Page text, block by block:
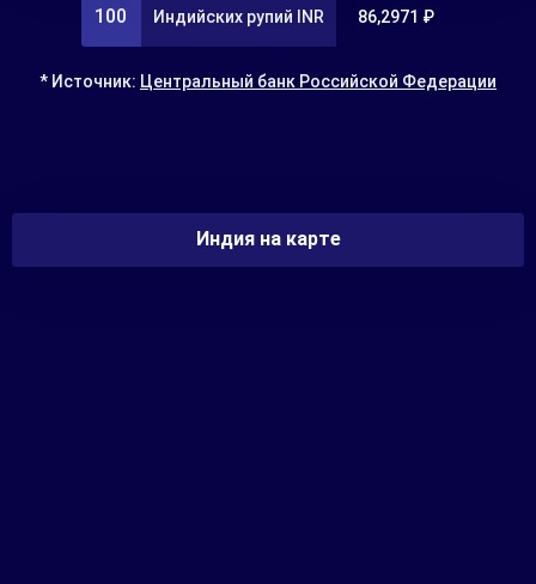
100 Индийских рупий INR 86,2971 ₽
* Источник: Центральный банк Российской Федерации
Индия на карте